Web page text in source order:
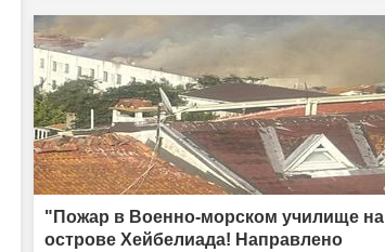
"Пожар в Военно-морском училище на
острове Хейбелиада! Направлено